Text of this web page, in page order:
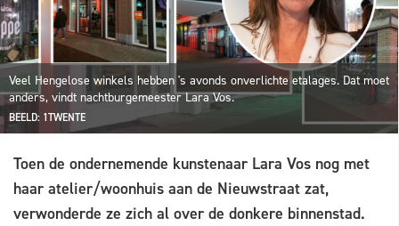
Veel Hengelose winkels hebben 's avonds onverlichte etalages. Dat moet
anders, vindt nachtburgemeester Lara Vos.
BEELD: 1TWENTE
Toen de ondernemende kunstenaar Lara Vos nog met
haar atelier/woonhuis aan de Nieuwstraat zat,
verwonderde ze zich al over de donkere binnenstad.